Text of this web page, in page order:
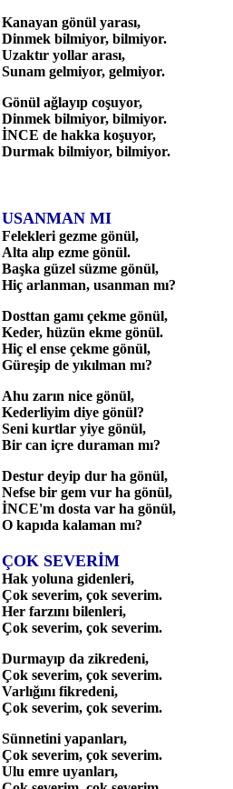
Kanayan gönül yarası,
Dinmek bilmiyor, bilmiyor.
Uzaktır yollar arası,
Sunam gelmiyor, gelmiyor.
Gönül ağlayıp coşuyor,
Dinmek bilmiyor, bilmiyor.
İNCE de hakka koşuyor,
Durmak bilmiyor, bilmiyor.
USANMAN MI
Felekleri gezme gönül,
Alta alıp ezme gönül.
Başka güzel süzme gönül,
Hiç arlanman, usanman mı?
Dosttan gamı çekme gönül,
Keder, hüzün ekme gönül.
Hiç el ense çekme gönül,
Güreşip de yıkılman mı?
Ahu zarın nice gönül,
Kederliyim diye gönül?
Seni kurtlar yiye gönül,
Bir can içre duraman mı?
Destur deyip dur ha gönül,
Nefse bir gem vur ha gönül,
İNCE'm dosta var ha gönül,
O kapıda kalaman mı?
ÇOK SEVERİM
Hak yoluna gidenleri,
Çok severim, çok severim.
Her farzını bilenleri,
Çok severim, çok severim.
Durmayıp da zikredeni,
Çok severim, çok severim.
Varlığını fikredeni,
Çok severim, çok severim.
Sünnetini yapanları,
Çok severim, çok severim.
Ulu emre uyanları,